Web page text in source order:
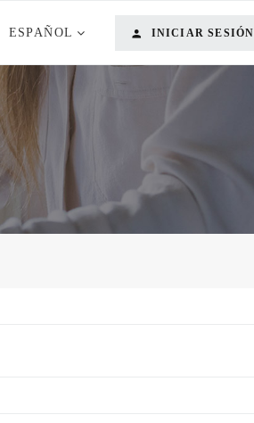
ESPAÑOL INICIAR SESIÓN